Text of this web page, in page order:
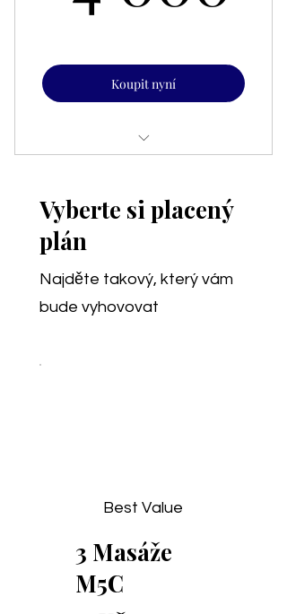
Koupit nyní
podporující vlastní záměr.
Best Value
3 Masáže
M5C
Vyberte si placený
plán
Najděte takový, který vám
bude vyhovovat